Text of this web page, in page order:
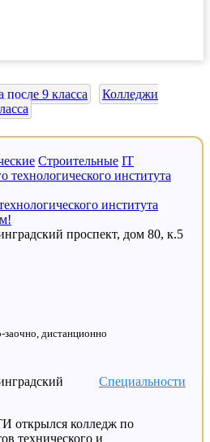
9 класса
Колледжи
Строительные IT
института
проспект, дом 80, к.5
дистанционно
Специальности
открылся колледж по
технического и